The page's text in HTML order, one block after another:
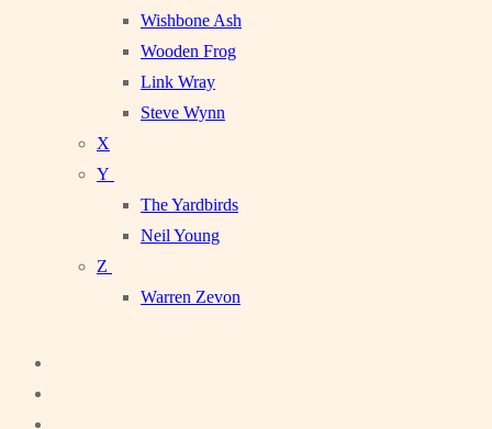
Wishbone Ash
Wooden Frog
Link Wray
Steve Wynn
X
Y
The Yardbirds
Neil Young
Z
Warren Zevon